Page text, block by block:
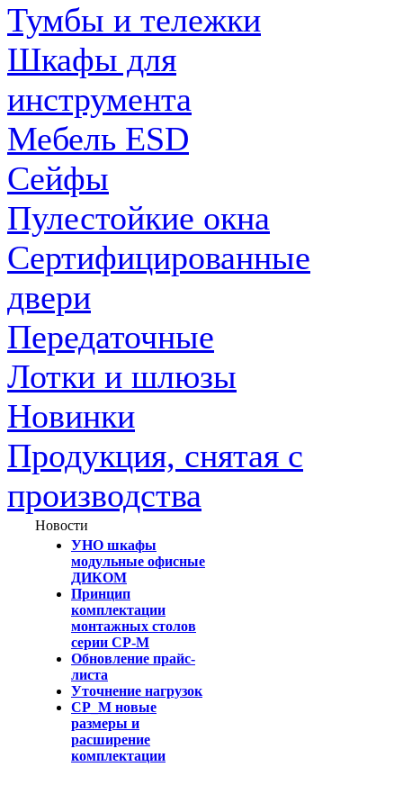
Тумбы и тележки
Шкафы для
инструмента
Мебель ESD
Сейфы
Пулестойкие окна
Сертифицированные
двери
Передаточные
Лотки и шлюзы
Новинки
Продукция, снятая с
производства
Новости
УНО шкафы
модульные офисные
ДИКОМ
Принцип
комплектации
монтажных столов
серии СР-М
Обновление прайс-
листа
Уточнение нагрузок
СР_М новые
размеры и
расширение
комплектации